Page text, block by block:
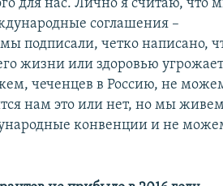
для нас. Лично я считаю, что
соглашения –
подписали, четко написано,
жизни или здоровью
чеченцев в Россию, не
нам это или нет, но мы
конвенции и не